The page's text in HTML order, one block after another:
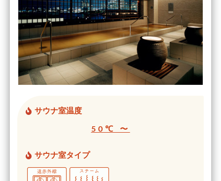
サウナ室温度
50℃ 〜
サウナ室タイプ